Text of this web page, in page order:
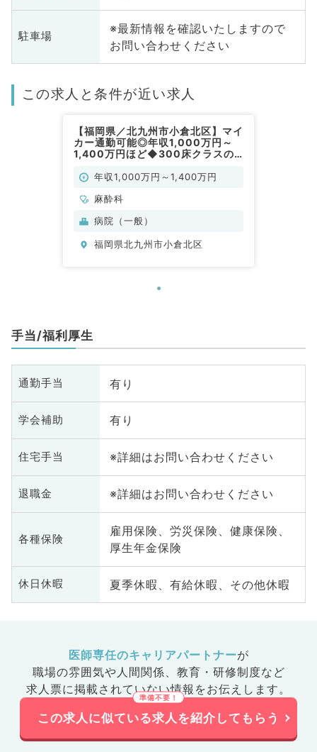
駐車場
※最新情報を確認いたしますので
お問い合わせください
この求人と条件が近い求人
【福岡県／北九州市小倉北区】マイ
カー通勤可能◎年収1,000万円～
1,400万円ほど◆300床クラスの
年収1,000万円～1,400万円
麻酔科
病院（一般）
福岡県北九州市小倉北区
手当/福利厚生
通勤手当 有り
学会補助 有り
住宅手当 ※詳細はお問い合わせください
退職金 ※詳細はお問い合わせください
各種保険
雇用保険、労災保険、健康保険、
厚生年金保険
休日休暇 夏季休暇、有給休暇、その他休暇
医師専任のキャリアパートナーが
職場の雰囲気や人間関係、 教育・研修制度など
求人票に掲載されていない情報をお伝えします。
この求人に似ている求人を紹介してもらう